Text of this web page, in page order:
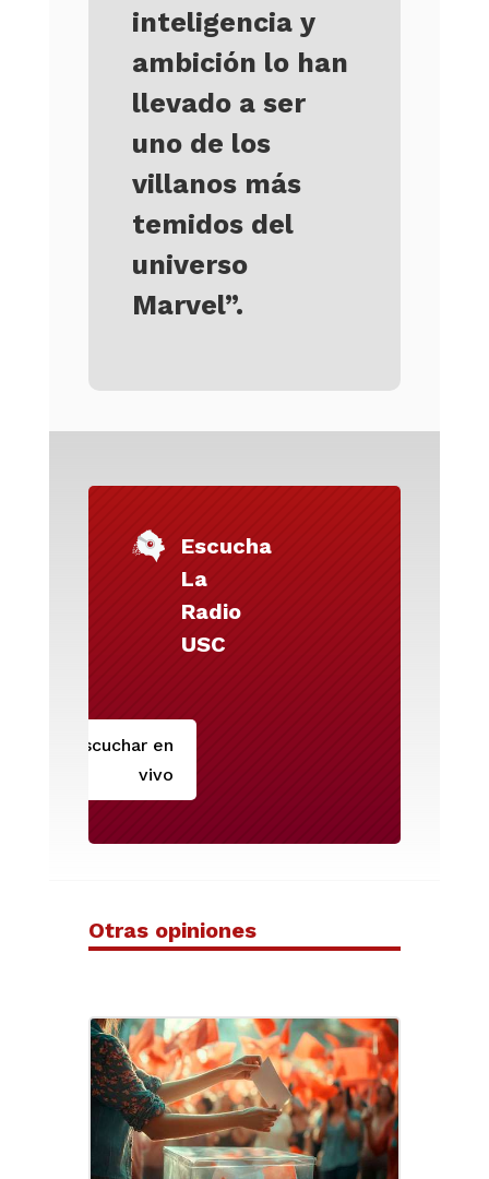
inteligencia y
ambición lo han
llevado a ser
uno de los
villanos más
temidos del
universo
Marvel”.
Escucha
La
Radio
USC
Escuchar en
vivo
Otras opiniones